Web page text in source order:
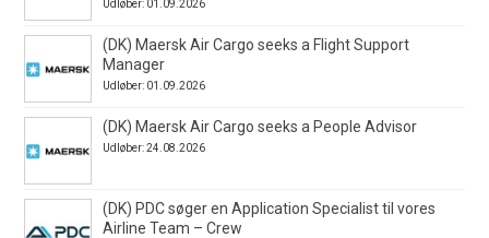
Udløber: 01.09.2026
(DK) Maersk Air Cargo seeks a Flight Support
Manager
Udløber: 01.09.2026
(DK) Maersk Air Cargo seeks a People Advisor
Udløber: 24.08.2026
(DK) PDC søger en Application Specialist til vores
Airline Team – Crew